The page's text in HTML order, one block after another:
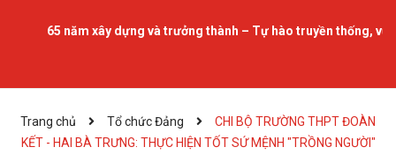
65 năm xây dựng và trưởng thành – Tự hào truyền thống, vững
Trang chủ Tổ chức Đảng
CHI BỘ TRƯỜNG THPT ĐOÀN
KẾT - HAI BÀ TRƯNG: THỰC HIỆN TỐT SỨ MỆNH "TRỒNG NGƯỜI"